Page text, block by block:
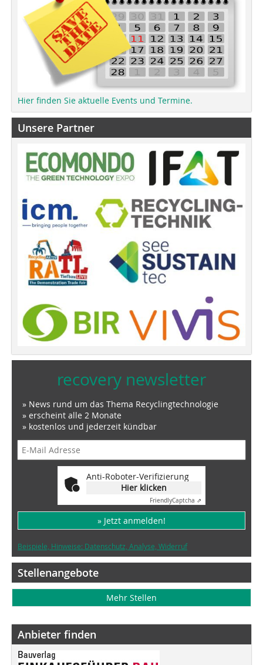
Hier finden Sie aktuelle Events und Termine.
Unsere Partner
recovery newsletter
» News rund um das Thema Recyclingtechnologie
» erscheint alle 2 Monate
» kostenlos und jederzeit kündbar
Anti-Roboter-Verifizierung
Hier klicken
FriendlyCaptcha ⇗
» Jetzt anmelden!
Beispiele, Hinweise: Datenschutz, Analyse, Widerruf
Stellenangebote
Mehr Stellen
Anbieter finden